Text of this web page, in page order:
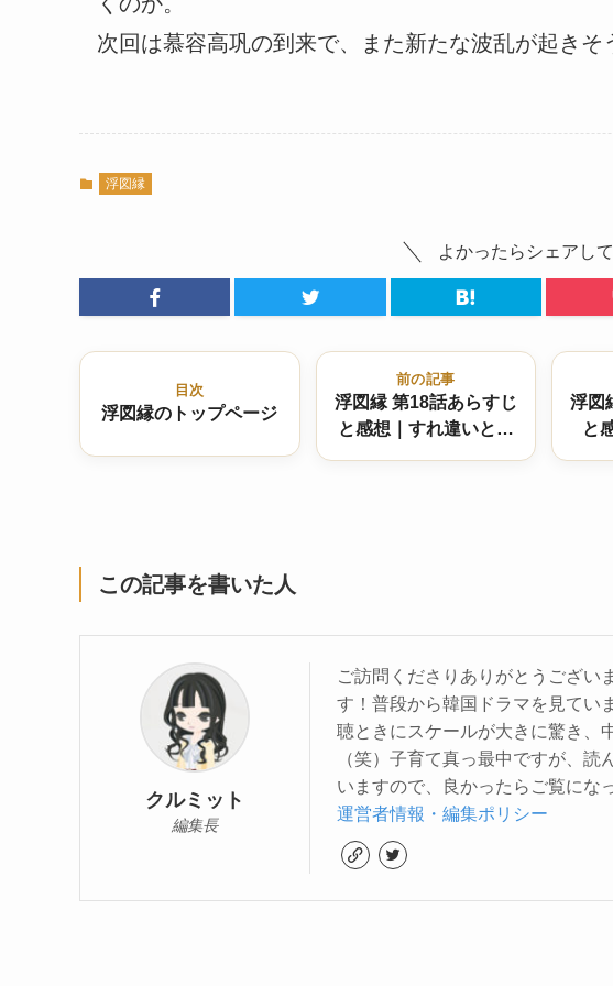
次回は慕容高巩の到来で、また新たな波乱が起きそ
浮図縁
よかったらシェアして
目次
浮図縁のトップページ
前の記事
浮図縁 第18話あらすじ
と感想｜すれ違いと疑
浮図
と
この記事を書いた人
クルミット
編集長
ご訪問くださりありがとうござい
す！普段から韓国ドラマを見てい
聴ときにスケールが大きに驚き、
（笑）子育て真っ最中ですが、
いますので、良かったらご覧にな
運営者情報・編集ポリシー